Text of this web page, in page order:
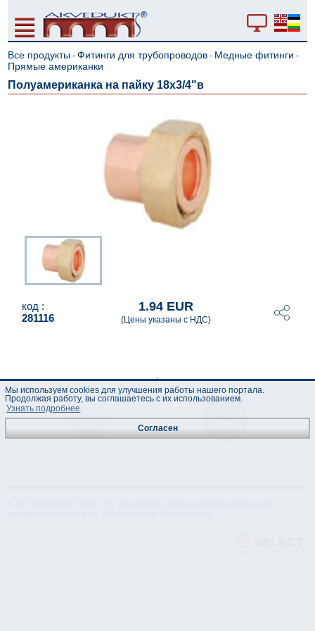
Все продукты -Фитинги для трубопроводов - Медные фитинги -
Прямые американки
Полуамериканка на пайку 18x3/4"в
код :
281116
1.94 EUR
(Цены указаны с НДС)
Мы используем cookies для улучшения работы нашего портала.
Продолжая работу, вы соглашаетесь с их использованием.
Узнать подробнее
Согласен